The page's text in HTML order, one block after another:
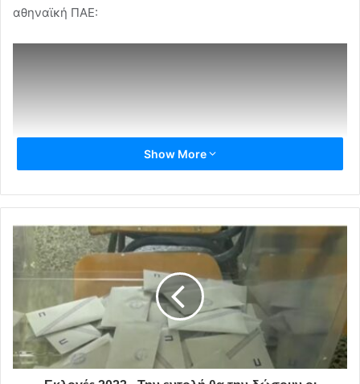
αθηναϊκή ΠΑΕ:
Κηφισιά SUPER LEAGUE 2
Show More